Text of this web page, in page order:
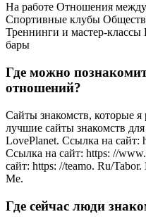
На работе Отношения между
Спортивные клубы
Треннинги и мастер-
бары
Где можно
отношений?
Сайты знакомств, которые
лучшие сайты знакомств
LovePlanet. Ссылка на сайт:
Ссылка на сайт: https: //
сайт: https: //teamo. Ru/
Me.
Где сейчас люди